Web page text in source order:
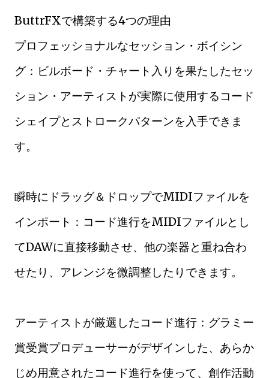
ButtrFXで構築する4つの理由
プロフェッショナルなセッション・ボイシン
グ：ビルボード・チャート入りを果たしたセッ
ション・アーティストが実際に使用するコード
シェイプとストロークパターンを入手できま
す。
瞬時にドラッグ＆ドロップでMIDIファイルを
インポート：コード進行をMIDIファイルとし
てDAWに直接移動させ、他の楽器と重ね合わ
せたり、アレンジを微調整したりできます。
アーティストが厳選したコード進行：グラミー
賞受賞プロデューサーがデザインした、あらか
じめ用意されたコード進行を使って、創作活動